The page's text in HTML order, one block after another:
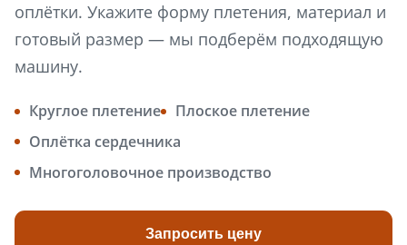
оплётки. Укажите форму плетения, материал и
готовый размер — мы подберём подходящую
машину.
Круглое плетение
Плоское плетение
Оплётка сердечника
Многоголовочное производство
Запросить цену